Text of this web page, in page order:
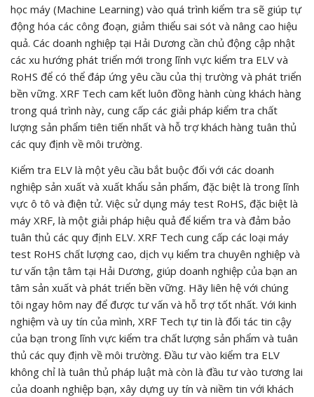
học máy (Machine Learning) vào quá trình kiểm tra sẽ giúp tự
động hóa các công đoạn, giảm thiểu sai sót và nâng cao hiệu
quả. Các doanh nghiệp tại Hải Dương cần chủ động cập nhật
các xu hướng phát triển mới trong lĩnh vực kiểm tra ELV và
RoHS để có thể đáp ứng yêu cầu của thị trường và phát triển
bền vững. XRF Tech cam kết luôn đồng hành cùng khách hàng
trong quá trình này, cung cấp các giải pháp kiểm tra chất
lượng sản phẩm tiên tiến nhất và hỗ trợ khách hàng tuân thủ
các quy định về môi trường.
Kiểm tra ELV là một yêu cầu bắt buộc đối với các doanh
nghiệp sản xuất và xuất khẩu sản phẩm, đặc biệt là trong lĩnh
vực ô tô và điện tử. Việc sử dụng máy test RoHS, đặc biệt là
máy XRF, là một giải pháp hiệu quả để kiểm tra và đảm bảo
tuân thủ các quy định ELV. XRF Tech cung cấp các loại máy
test RoHS chất lượng cao, dịch vụ kiểm tra chuyên nghiệp và
tư vấn tận tâm tại Hải Dương, giúp doanh nghiệp của bạn an
tâm sản xuất và phát triển bền vững. Hãy liên hệ với chúng
tôi ngay hôm nay để được tư vấn và hỗ trợ tốt nhất. Với kinh
nghiệm và uy tín của mình, XRF Tech tự tin là đối tác tin cậy
của bạn trong lĩnh vực kiểm tra chất lượng sản phẩm và tuân
thủ các quy định về môi trường. Đầu tư vào kiểm tra ELV
không chỉ là tuân thủ pháp luật mà còn là đầu tư vào tương lai
của doanh nghiệp bạn, xây dựng uy tín và niềm tin với khách